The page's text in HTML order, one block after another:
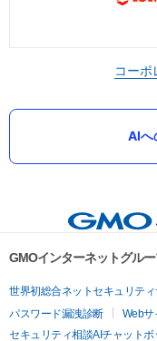
コーポ
AIへ
GMOインターネットグル
世界初総合ネットセキュリテ
パスワード漏洩診断
Webサ
セキュリティ相談AIチャットボ